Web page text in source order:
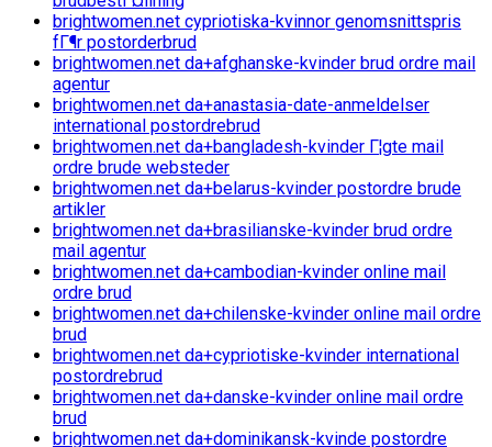
brightwomen.net cypriotiska-kvinnor genomsnittspris
fГ¶r postorderbrud
brightwomen.net da+afghanske-kvinder brud ordre mail
agentur
brightwomen.net da+anastasia-date-anmeldelser
international postordrebrud
brightwomen.net da+bangladesh-kvinder Г¦gte mail
ordre brude websteder
brightwomen.net da+belarus-kvinder postordre brude
artikler
brightwomen.net da+brasilianske-kvinder brud ordre
mail agentur
brightwomen.net da+cambodian-kvinder online mail
ordre brud
brightwomen.net da+chilenske-kvinder online mail ordre
brud
brightwomen.net da+cypriotiske-kvinder international
postordrebrud
brightwomen.net da+danske-kvinder online mail ordre
brud
brightwomen.net da+dominikansk-kvinde postordre